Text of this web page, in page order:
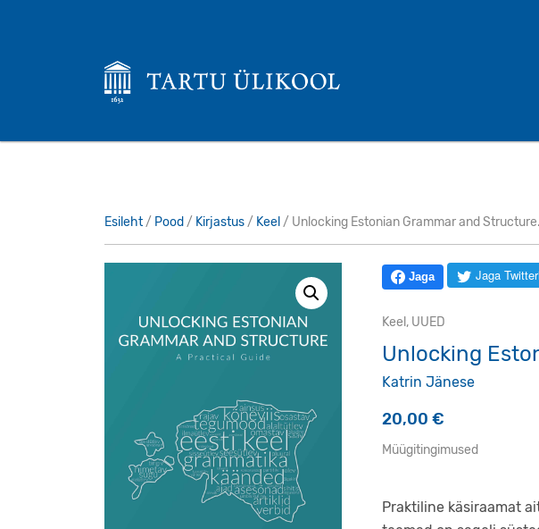
Esileht/ Pood / Kirjastus/ Keel / Unlocking Estonian Grammar and
Jaga Jaga
Keel , UUED
Unlocking
Katrin Jänese
20,00 €
Müügitingimused
Praktiline käsiraamat